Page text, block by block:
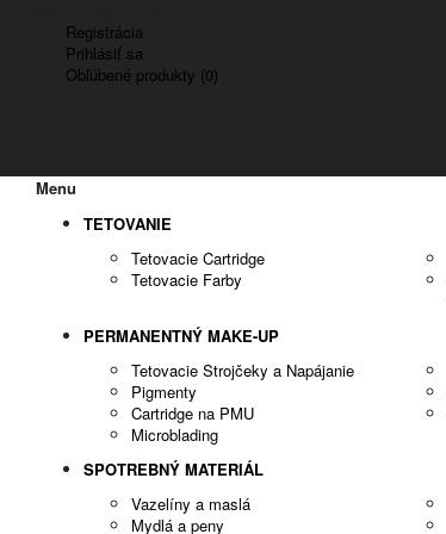
Registrácia
Prihlásiť sa
Obľúbené produkty (0)
Menu
TETOVANIE
Tetovacie Cartridge
Tetovacie Farby
PERMANENTNÝ MAKE-UP
Tetovacie Strojčeky a Napájanie
Pigmenty
Cartridge na PMU
Microblading
SPOTREBNÝ MATERIÁL
Vazelíny a maslá
Mydlá a peny